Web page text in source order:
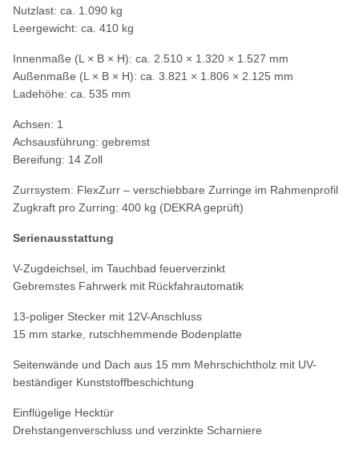
Nutzlast: ca. 1.090 kg
Leergewicht: ca. 410 kg
Innenmaße (L × B × H): ca. 2.510 × 1.320 × 1.527 mm
Außenmaße (L × B × H): ca. 3.821 × 1.806 × 2.125 mm
Ladehöhe: ca. 535 mm
Achsen: 1
Achsausführung: gebremst
Bereifung: 14 Zoll
Zurrsystem: FlexZurr – verschiebbare Zurringe im Rahmenprofil
Zugkraft pro Zurring: 400 kg (DEKRA geprüft)
Serienausstattung
V-Zugdeichsel, im Tauchbad feuerverzinkt
Gebremstes Fahrwerk mit Rückfahrautomatik
13-poliger Stecker mit 12V-Anschluss
15 mm starke, rutschhemmende Bodenplatte
Seitenwände und Dach aus 15 mm Mehrschichtholz mit UV-
beständiger Kunststoffbeschichtung
Einflügelige Hecktür
Drehstangenverschluss und verzinkte Scharniere